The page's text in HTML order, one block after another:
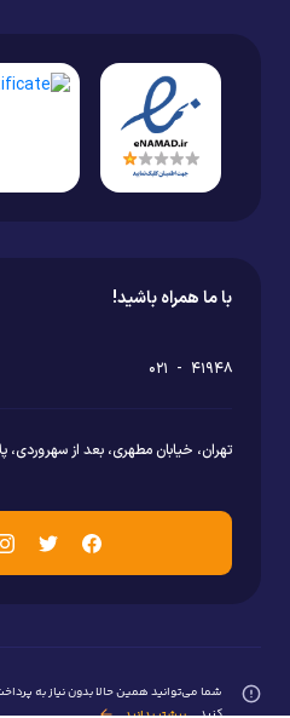
با ما همراه باشید!
۰۲۱ - ۴۱۹۴۸
تهران، خیابان مطهری، بعد از سهروردی،
شما می‌توانید همین حالا بدون نیاز به